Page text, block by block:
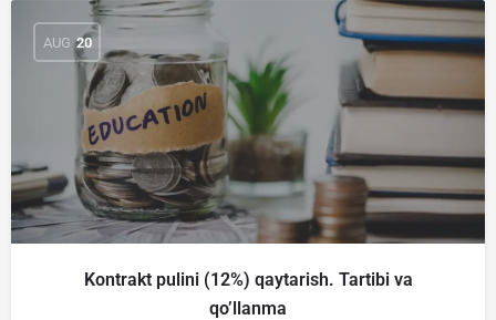
AUG 20
Kontrakt pulini (12%) qaytarish. Tartibi va
qo’llanma